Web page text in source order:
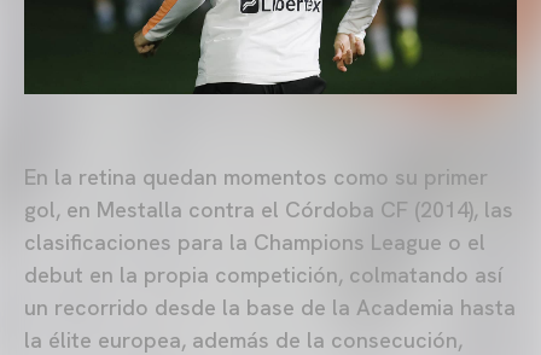
En la retina quedan momentos como su primer
gol, en Mestalla contra el Córdoba CF (2014), las
clasificaciones para la Champions League o el
debut en la propia competición, colmatando así
un recorrido desde la base de la Academia hasta
la élite europea, además de la consecución,